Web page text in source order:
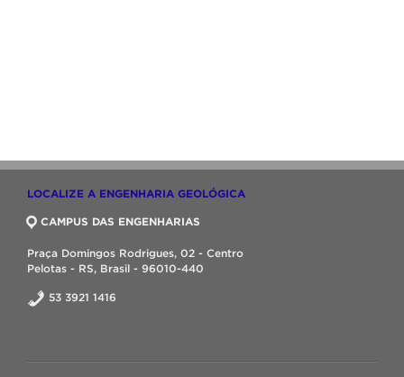
LOCALIZE A ENGENHARIA GEOLÓGICA
CAMPUS DAS ENGENHARIAS
Praça Domingos Rodrigues, 02 - Centro
Pelotas - RS, Brasil - 96010-440
53 3921 1416